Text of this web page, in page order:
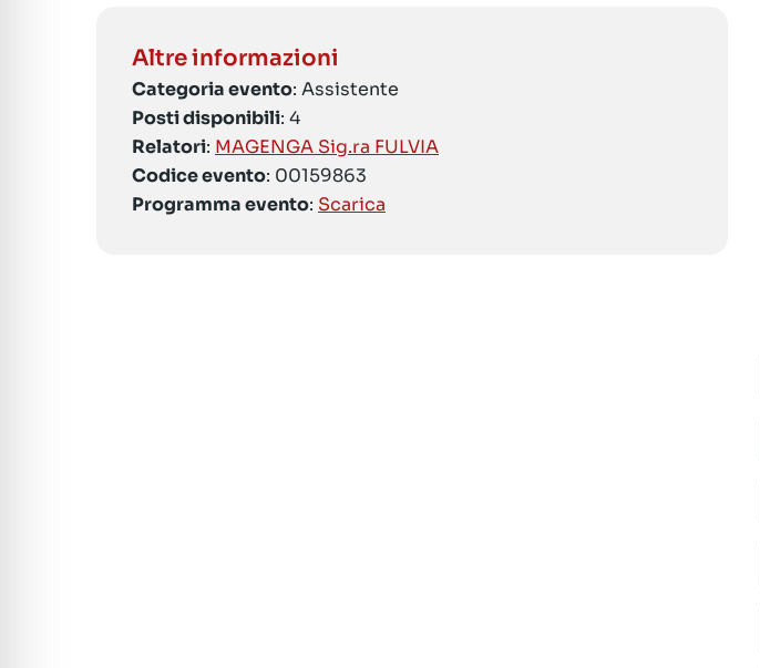
Altre informazioni
Categoria evento: Assistente
Posti disponibili: 4
Relatori: MAGENGA Sig.ra FULVIA
Codice evento: 00159863
Programma evento: Scarica